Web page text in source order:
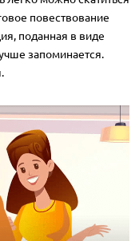
повествование
поданная в виде
запоминается.